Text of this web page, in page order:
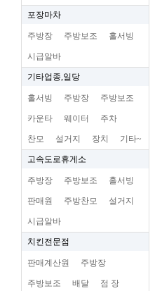
포장마차
주방장 주방보조 홀서빙
시급알바
기타업종,일당
홀서빙 주방장 주방보조
카운타 웨이터 주차
찬모 설거지 장치 기타~
고속도로휴게소
주방장 주방보조 홀서빙
판매원 주방찬모 설거지
시급알바
치킨전문점
판매계산원 주방장
주방보조 배달 점 장